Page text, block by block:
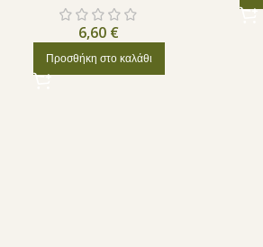
6,60 €
Προσθήκη στο καλάθι